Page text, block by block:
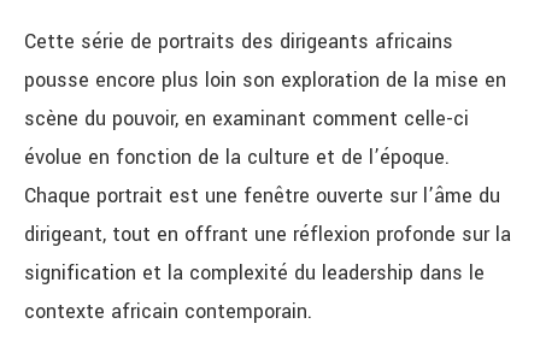
Cette série de portraits des dirigeants africains
pousse encore plus loin son exploration de la mise en
scène du pouvoir, en examinant comment celle-ci
évolue en fonction de la culture et de l’époque.
Chaque portrait est une fenêtre ouverte sur l’âme du
dirigeant, tout en offrant une réflexion profonde sur la
signification et la complexité du leadership dans le
contexte africain contemporain.